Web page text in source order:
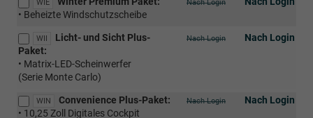
WIE Nach Login
• Beheizte Windschutzscheibe
WII Nach Login
Nach Login
Licht- und Sicht Plus-
Paket:
• Matrix-LED-Scheinwerfer
(Serie Monte Carlo)
WIN Nach Login
Nach Login
Convenience Plus-Paket:
• 10,25 Zoll Digitales Cockpit